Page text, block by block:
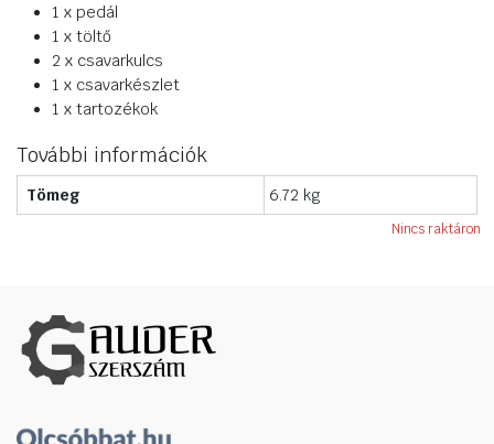
1 x pedál
1 x töltő
2 x csavarkulcs
1 x csavarkészlet
1 x tartozékok
További információk
Tömeg 6.72 kg
Nincs raktáron